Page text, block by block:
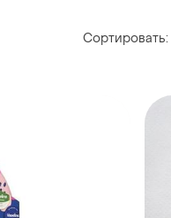
Сортировать: